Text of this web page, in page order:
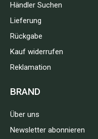
Händler Suchen
Lieferung
Rückgabe
Kauf widerrufen
Reklamation
BRAND
Über uns
Newsletter abonnieren